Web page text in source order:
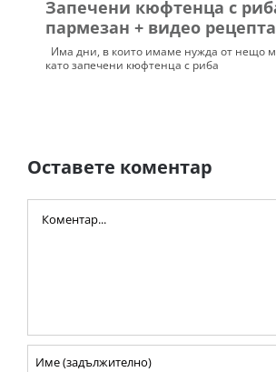
Запечени кюфтенца с
пармезан + видео рецепта
Има дни, в които имаме нужда от нещо
като запечени кюфтенца с риба
Оставете коментар
Comment